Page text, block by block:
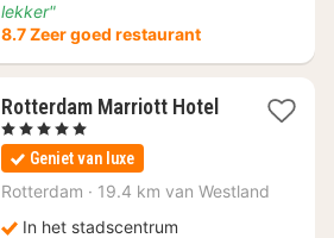
lekker"
8.7 Zeer goed restaurant
Rotterdam Marriott Hotel1
186,38
, 5 Sterren
Geniet van luxe
Rotterdam · 19.4 km van Westland
In het stadscentrum